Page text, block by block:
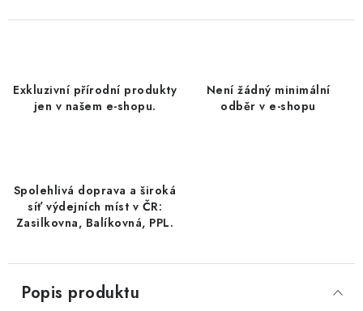
LYOFILIZOVANÉ OVOCE
KOŘENÍ / TEKUTÁ OCHUCOVADLA/OMÁČKY
Exkluzivní přírodní produkty
jen v našem e-shopu.
Není žádný minimální
odběr v e-shopu
Spolehlivá doprava a široká
síť výdejních míst v ČR:
Zasilkovna, Balíkovná, PPL.
Popis produktu